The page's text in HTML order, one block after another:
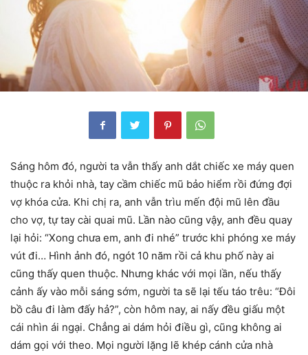
Sáng hôm đó, người ta vẫn thấy anh dắt chiếc xe máy quen
thuộc ra khỏi nhà, tay cầm chiếc mũ bảo hiểm rồi đứng đợi
vợ khóa cửa. Khi chị ra, anh vẫn trìu mến đội mũ lên đầu
cho vợ, tự tay cài quai mũ. Lần nào cũng vậy, anh đều quay
lại hỏi: “Xong chưa em, anh đi nhé” trước khi phóng xe máy
vút đi… Hình ảnh đó, ngót 10 năm rồi cả khu phố này ai
cũng thấy quen thuộc. Nhưng khác với mọi lần, nếu thấy
cảnh ấy vào mỗi sáng sớm, người ta sẽ lại tếu táo trêu: “Đôi
bồ câu đi làm đấy hả?”, còn hôm nay, ai nấy đều giấu một
cái nhìn ái ngại. Chẳng ai dám hỏi điều gì, cũng không ai
dám gọi với theo. Mọi người lặng lẽ khép cánh cửa nhà